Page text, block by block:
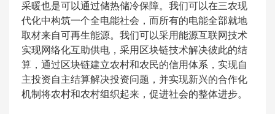
采暖也是可以通过储热储冷保障。我们可以在三农现
代化中构筑一个全电能社会，而所有的电能全部就地
取材来自可再生能源。我们可以采用能源互联网技术
实现网络化互助供电，采用区块链技术解决彼此的结
算，通过区块链建立农村和农民的信用体系，实现自
主投资自主结算解决投资问题，并实现新兴的合作化
机制将农村和农村组织起来，促进社会的整体进步。